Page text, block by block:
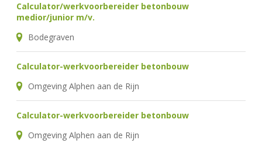
Calculator/werkvoorbereider betonbouw
medior/junior m/v.
Bodegraven
Calculator-werkvoorbereider betonbouw
Omgeving Alphen aan de Rijn
Calculator-werkvoorbereider betonbouw
Omgeving Alphen aan de Rijn